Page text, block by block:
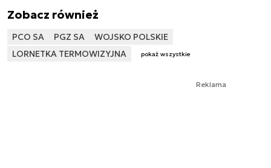
Zobacz również
PCO SA PGZ SA
WOJSKO POLSKIE
LORNETKA TERMOWIZYJNA
pokaż wszystkie
Reklama